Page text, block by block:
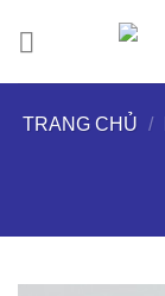
TRANG CHỦ
/